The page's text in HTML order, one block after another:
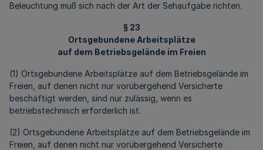
Beleuchtung muß sich nach der Art der Sehaufgabe richten.
§ 23
Ortsgebundene Arbeitsplätze
auf dem Betriebsgelände im Freien
(1) Ortsgebundene Arbeitsplätze auf dem Betriebsgelände im
Freien, auf denen nicht nur vorübergehend Versicherte
beschäftigt werden, sind nur zulässig, wenn es
betriebstechnisch erforderlich ist.
(2) Ortsgebundene Arbeitsplätze auf dem Betriebsgelände im
Freien, auf denen nicht nur vorübergehend Versicherte